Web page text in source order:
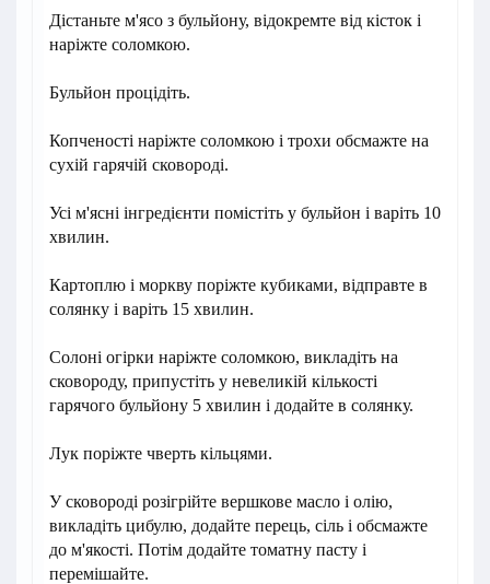
Дістаньте м'ясо з бульйону, відокремте від кісток і
наріжте соломкою.
Бульйон процідіть.
Копченості наріжте соломкою і трохи обсмажте на
сухій гарячій сковороді.
Усі м'ясні інгредієнти помістіть у бульйон і варіть 10
хвилин.
Картоплю і моркву поріжте кубиками, відправте в
солянку і варіть 15 хвилин.
Солоні огірки наріжте соломкою, викладіть на
сковороду, припустіть у невеликій кількості
гарячого бульйону 5 хвилин і додайте в солянку.
Лук поріжте чверть кільцями.
У сковороді розігрійте вершкове масло і олію,
викладіть цибулю, додайте перець, сіль і обсмажте
до м'якості. Потім додайте томатну пасту і
перемішайте.